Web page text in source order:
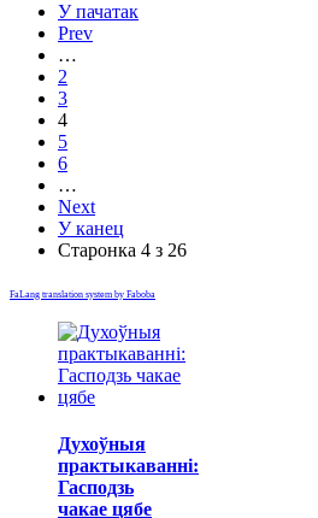
У пачатак
Prev
…
2
3
4
5
6
…
Next
У канец
Старонка 4 з 26
FaLang translation system by Faboba
Духоўныя
практыкаванні:
Гасподзь
чакае цябе